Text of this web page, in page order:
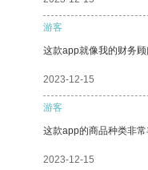
游客
这款app就像我的财务顾
2023-12-15
游客
这款app的商品种类非常
2023-12-15